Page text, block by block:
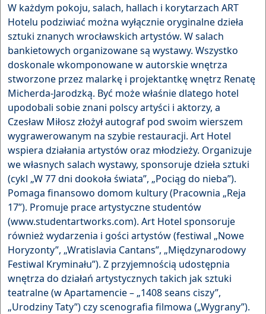
W każdym pokoju, salach, hallach i korytarzach ART
Hotelu podziwiać można wyłącznie oryginalne dzieła
sztuki znanych wrocławskich artystów. W salach
bankietowych organizowane są wystawy. Wszystko
doskonale wkomponowane w autorskie wnętrza
stworzone przez malarkę i projektantkę wnętrz Renatę
Micherda-Jarodzką. Być może właśnie dlatego hotel
upodobali sobie znani polscy artyści i aktorzy, a
Czesław Miłosz złożył autograf pod swoim wierszem
wygrawerowanym na szybie restauracji. Art Hotel
wspiera działania artystów oraz młodzieży. Organizuje
we własnych salach wystawy, sponsoruje dzieła sztuki
(cykl „W 77 dni dookoła świata”, „Pociąg do nieba”).
Pomaga finansowo domom kultury (Pracownia „Reja
17”). Promuje prace artystyczne studentów
(www.studentartworks.com). Art Hotel sponsoruje
również wydarzenia i gości artystów (festiwal „Nowe
Horyzonty”, „Wratislavia Cantans”, „Międzynarodowy
Festiwal Kryminału”). Z przyjemnością udostępnia
wnętrza do działań artystycznych takich jak sztuki
teatralne (w Apartamencie – „1408 seans ciszy”,
„Urodziny Taty”) czy scenografia filmowa („Wygrany”).